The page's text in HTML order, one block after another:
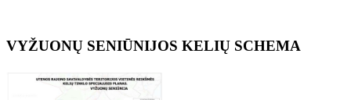
VYŽUONŲ SENIŪNIJOS KELIŲ SCHEMA